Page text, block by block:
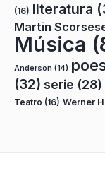
(16) literatura
Martin
Música
Anderson (14)
(32) serie (28)
Teatro (16) Werner